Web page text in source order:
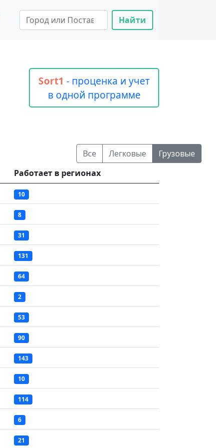
Найти
Sort1 - проценка и учет
в одной программе
Все Легковые
Грузовые
Работает в регионах
10
8
31
131
64
2
53
90
143
10
114
6
21